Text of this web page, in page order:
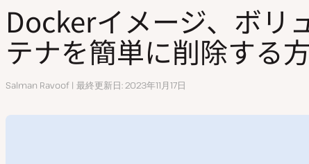
お問い合わせ
Dockerイメージ、ボリ
テナを簡単に削除する
執
Salman Ravoof 最終更新日 2023年11月17日